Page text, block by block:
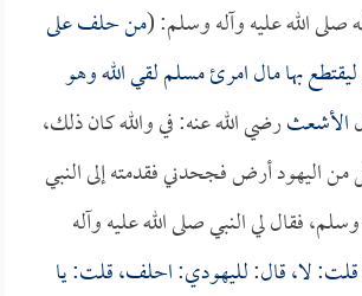
صلى الله عليه وآله وسلم: (من حلف على
بها مال امرئ مسلم لقي الله وهو
الأشعثرضي الله عنه: في والله كان ذلك،
اليهود أرض فجحدني فقدمته إلى النبي
فقال لي النبي صلى الله عليه وآله
قلت: لا، قال: لليهودي: احلف، قلت: يا